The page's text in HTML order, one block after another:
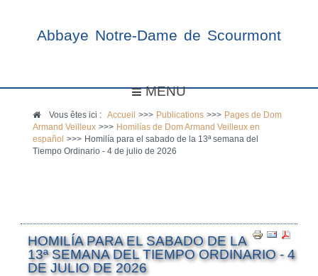
Abbaye Notre-Dame de Scourmont
MENU
Vous êtes ici :Accueil >>> Publications >>> Pages de Dom
Armand Veilleux >>> Homilías de Dom Armand Veilleux en
español
>>> Homilía para el sabado de la 13ª semana del
Tiempo Ordinario - 4 de julio de 2026
HOMILÍA PARA EL SABADO DE LA
13ª SEMANA DEL TIEMPO ORDINARIO - 4
DE JULIO DE 2026